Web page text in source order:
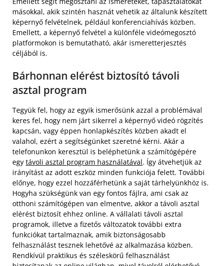
másokkal, akik szintén hasznát vehetik az általunk készített
képernyő felvételnek, például konferenciahívás közben.
Emellett, a képernyő felvétel a különféle videómegosztó
platformokon is bemutatható, akár ismeretterjesztés
céljából is.
Bárhonnan elérést biztosító távoli
asztal program
Tegyük fel, hogy az egyik ismerősünk azzal a problémával
keres fel, hogy nem járt sikerrel a képernyő videó rögzítés
kapcsán, vagy éppen honlapkészítés közben akadt el
valahol, ezért a segítségünket szeretné kérni. Akár a
telefonunkon keresztül is beléphetünk a számítógépére
egy távoli asztal program használatával. Így átvehetjük az
irányítást az adott eszköz minden funkciója felett. További
előnye, hogy ezzel hozzáférhetünk a saját tárhelyünkhöz is.
Hogyha szükségünk van egy fontos fájlra, ami csak az
otthoni számítógépen van elmentve, akkor a távoli asztal
elérést biztosít ehhez online. A vállalati távoli asztal
programok, illetve a fizetős változatok további extra
funkciókat tartalmaznak, amik biztonságosabb
felhasználást tesznek lehetővé az alkalmazása közben.
Rendkívül praktikus és széleskörű felhasználást